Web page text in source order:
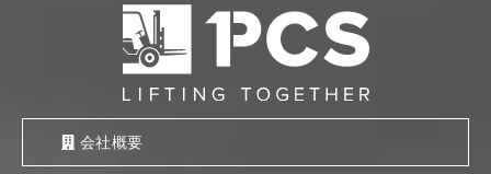
会社概要